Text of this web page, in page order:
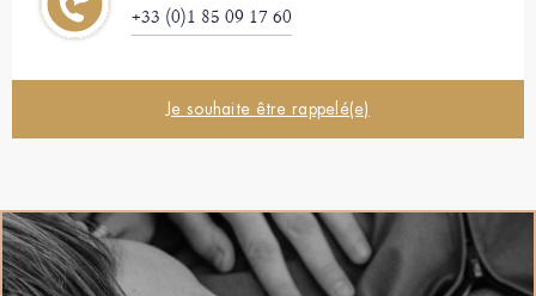
+33 (0)1 85 09 17 60
Je souhaite être rappelé(e)